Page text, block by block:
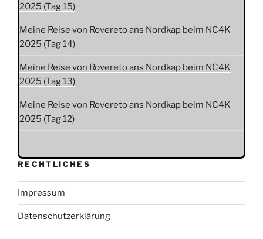
2025 (Tag 15)
Meine Reise von Rovereto ans Nordkap beim NC4K
2025 (Tag 14)
Meine Reise von Rovereto ans Nordkap beim NC4K
2025 (Tag 13)
Meine Reise von Rovereto ans Nordkap beim NC4K
2025 (Tag 12)
RECHTLICHES
Impressum
Datenschutzerklärung